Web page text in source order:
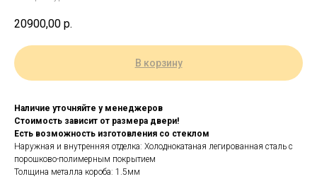
20900,00 р.
В корзину
Наличие уточняйте у менеджеров
Стоимость зависит от размера двери!
Есть возможность изготовления со стеклом
Наружная и внутренняя отделка: Холоднокатаная легированная сталь с
порошково-полимерным покрытием
Толщина металла короба: 1.5мм